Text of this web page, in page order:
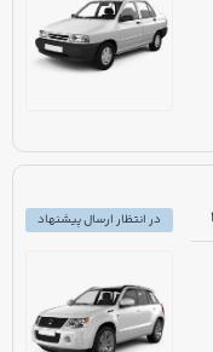
در انتظار ارسال پیشنهاد